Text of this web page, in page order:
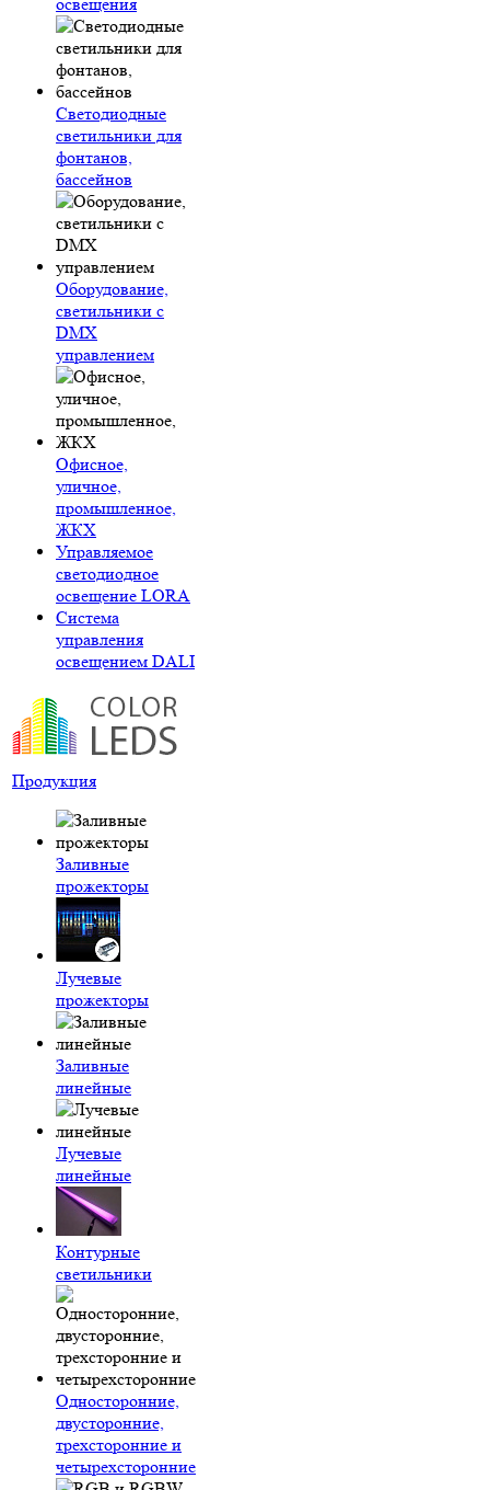
Светодиодные
светильники для
фонтанов,
бассейнов
Оборудование,
светильники с
DMX
управлением
Офисное,
уличное,
промышленное,
ЖКХ
Управляемое
светодиодное
освещение LORA
Система
управления
освещением DALI
Продукция
Заливные
прожекторы
Лучевые
прожекторы
Заливные
линейные
Лучевые
линейные
Контурные
светильники
Односторонние,
двусторонние,
трехсторонние и
четырехсторонние